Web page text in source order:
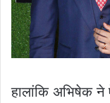
हालांकि अभिषेक ने